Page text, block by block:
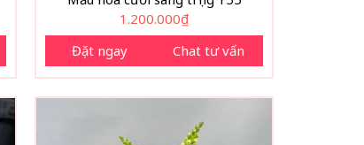
1.200.000₫
Đặt ngay
Chat tư vấn